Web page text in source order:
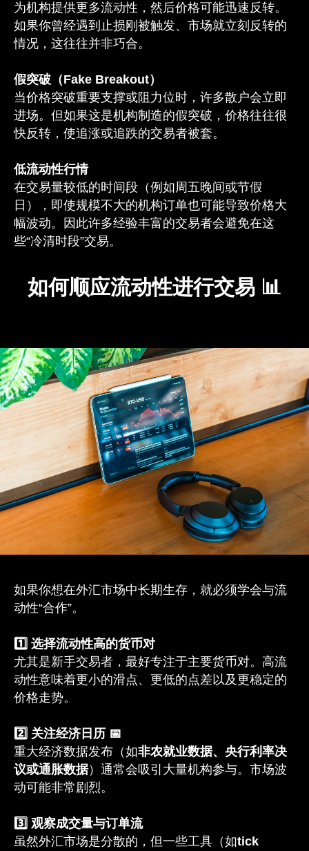
为机构提供更多流动性，然后价格可能迅速反转。
如果你曾经遇到止损刚被触发、市场就立刻反转的
情况，这往往并非巧合。
假突破（Fake Breakout）
当价格突破重要支撑或阻力位时，许多散户会立即
进场。但如果这是机构制造的假突破，价格往往很
快反转，使追涨或追跌的交易者被套。
低流动性行情
在交易量较低的时间段（例如周五晚间或节假
日），即使规模不大的机构订单也可能导致价格大
幅波动。因此许多经验丰富的交易者会避免在这
些“冷清时段”交易。
如何顺应流动性进行交易 📊
如果你想在外汇市场中长期生存，就必须学会与流
动性“合作”。
1️⃣ 选择流动性高的货币对
尤其是新手交易者，最好专注于主要货币对。高流
动性意味着更小的滑点、更低的点差以及更稳定的
价格走势。
2️⃣ 关注经济日历 📅
重大经济数据发布（如非农就业数据、央行利率决
议或通胀数据）通常会吸引大量机构参与。市场波
动可能非常剧烈。
3️⃣ 观察成交量与订单流
虽然外汇市场是分散的，但一些工具（如tick